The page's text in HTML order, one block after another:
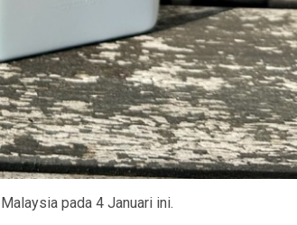
pada 4 Januari ini.